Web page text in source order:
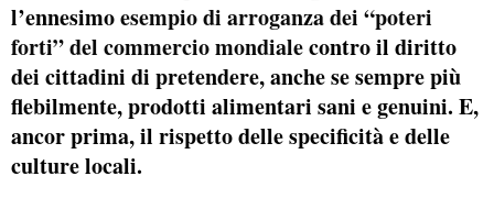
l’ennesimoesempio di arroganza dei “poteri
forti” del commercio mondialecontro il diritto
dei cittadini di pretendere, anche se sempre più
flebilmente, prodotti alimentari sani e genuini. E,
ancor prima, il rispetto delle specificità e delle
culture locali.